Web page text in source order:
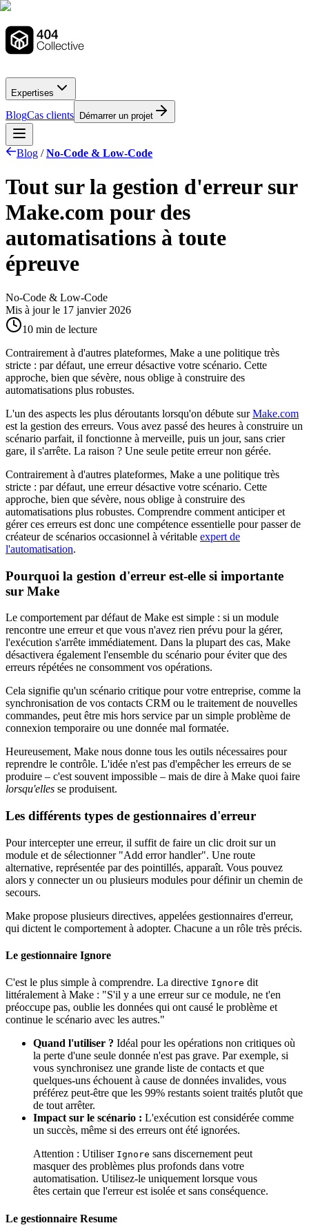
Expertises
BlogCas clients Démarrer un projet
Blog /No-Code & Low-Code
Tout sur la gestion d'erreur sur
Make.com pour des
automatisations à toute
épreuve
No-Code & Low-Code
Mis à jour le 17 janvier 2026
10 min de lecture
Contrairement à d'autres plateformes, Make a une politique très
stricte : par défaut, une erreur désactive votre scénario. Cette
approche, bien que sévère, nous oblige à construire des
automatisations plus robustes.
L'un des aspects les plus déroutants lorsqu'on débute surMake.com
est la gestion des erreurs. Vous avez passé des heures à construire un
scénario parfait, il fonctionne à merveille, puis un jour, sans crier
gare, il s'arrête. La raison ? Une seule petite erreur non gérée.
Contrairement à d'autres plateformes, Make a une politique très
stricte : par défaut, une erreur désactive votre scénario. Cette
approche, bien que sévère, nous oblige à construire des
automatisations plus robustes. Comprendre comment anticiper et
gérer ces erreurs est donc une compétence essentielle pour passer de
créateur de scénarios occasionnel à véritable expert de
l'automatisation.
Pourquoi la gestion d'erreur est-elle si importante
sur Make
Le comportement par défaut de Make est simple : si un module
rencontre une erreur et que vous n'avez rien prévu pour la gérer,
l'exécution s'arrête immédiatement. Dans la plupart des cas, Make
désactivera également l'ensemble du scénario pour éviter que des
erreurs répétées ne consomment vos opérations.
Cela signifie qu'un scénario critique pour votre entreprise, comme la
synchronisation de vos contacts CRM ou le traitement de nouvelles
commandes, peut être mis hors service par un simple problème de
connexion temporaire ou une donnée mal formatée.
Heureusement, Make nous donne tous les outils nécessaires pour
reprendre le contrôle. L'idée n'est pas d'empêcher les erreurs de se
produire – c'est souvent impossible – mais de dire à Make quoi faire
lorsqu'elles se produisent.
Les différents types de gestionnaires d'erreur
Pour intercepter une erreur, il suffit de faire un clic droit sur un
module et de sélectionner "Add error handler". Une route
alternative, représentée par des pointillés, apparaît. Vous pouvez
alors y connecter un ou plusieurs modules pour définir un chemin de
secours.
Make propose plusieurs directives, appelées gestionnaires d'erreur,
qui dictent le comportement à adopter. Chacune a un rôle très précis.
Le gestionnaire Ignore
C'est le plus simple à comprendre. La directive Ignore dit
littéralement à Make : "S'il y a une erreur sur ce module, ne t'en
préoccupe pas, oublie les données qui ont causé le problème et
continue le scénario avec les autres."
Quand l'utiliser ? Idéal pour les opérations non critiques où
la perte d'une seule donnée n'est pas grave. Par exemple, si
vous synchronisez une grande liste de contacts et que
quelques-uns échouent à cause de données invalides, vous
préférez peut-être que les 99% restants soient traités plutôt que
de tout arrêter.
Impact sur le scénario : L'exécution est considérée comme
un succès, même si des erreurs ont été ignorées.
Attention : Utiliser Ignore sans discernement peut
masquer des problèmes plus profonds dans votre
automatisation. Utilisez-le uniquement lorsque vous
êtes certain que l'erreur est isolée et sans conséquence.
Le gestionnaire Resume